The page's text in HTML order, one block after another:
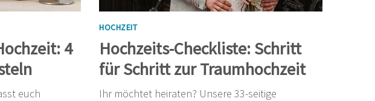
4
euch
HOCHZEIT
Hochzeits-Checkliste: Schritt
für Schritt zur Traumhochzeit
Ihr möchtet heiraten? Unsere 33-seitige